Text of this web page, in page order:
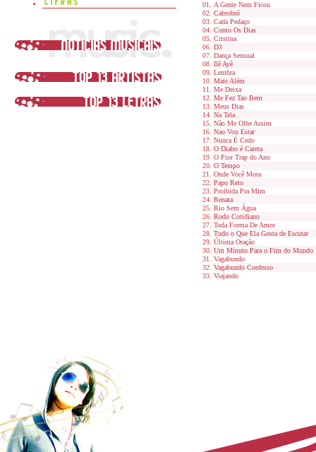
A Gente Nem Ficou
Cabrobró
Cada Pedaço
Conto Os Dias
Cristina
D3
Dança Sensual
Ilê Ayê
Lembra
Mais Além
Me Deixa
Me Fez Tao Bem
Meus Dias
Na Tela
Não Me Olhe Assim
Nao Vou Estar
Nunca É Cedo
O Diabo é Careta
O Pior Trap do Ano
O Tempo
Onde Você Mora
Papo Reto
Proibida Pra Mim
Renata
Rio Sem Água
Rodo Cotidiano
Toda Forma De Amor
Tudo o Que Ela Gosta de Escutar
Última Oração
Um Minuto Para o Fim do Mundo
Vagabundo
Vagabundo Confesso
Viajando